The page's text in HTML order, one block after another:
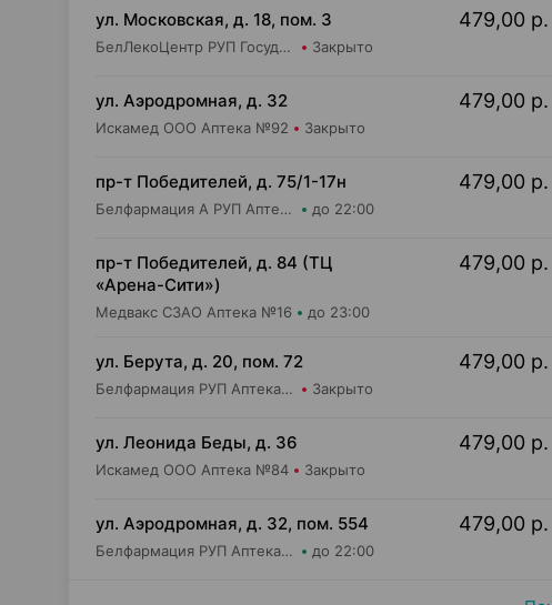
ул. Московская, д. 18, пом. 3
БелЛекоЦентр РУП Государственная аптека №5 Закрыто
479,00 р.
ул. Аэродромная, д. 32
Искамед ООО Аптека №92 Закрыто
479,00 р.
пр-т Победителей, д. 75/1-17н
Белфармация А РУП Аптека №104 до 22:00
479,00 р.
пр-т Победителей, д. 84 (ТЦ
«Арена-Сити»)
Медвакс СЗАО Аптека №16 до 23:00
479,00 р.
ул. Берута, д. 20, пом. 72
Белфармация РУП Аптека №40 Закрыто
479,00 р.
ул. Леонида Беды, д. 36
Искамед ООО Аптека №84 Закрыто
479,00 р.
ул. Аэродромная, д. 32, пом. 554
Белфармация РУП Аптека №97 до 22:00
479,00 р.